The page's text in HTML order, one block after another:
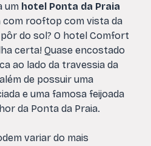
um hotel Ponta da Praia
com rooftop com vista da
do sol? O hotel Comfort
certa! Quase encostado
ao lado da travessia da
de possuir uma
e uma famosa feijoada
da Ponta da Praia.
variar do mais